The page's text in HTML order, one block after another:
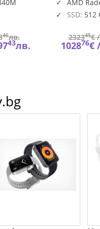
46лв.
43лв.
HDR+IR
AMD
SSD: 512
232345€
102876€